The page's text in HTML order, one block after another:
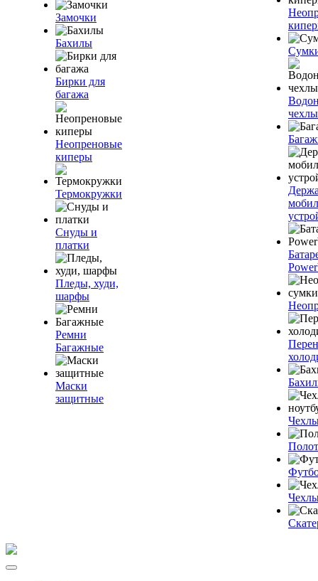
Замочки
Бахилы
Бирки для
багажа
Неопреновые
киперы
Термокружки
Снуды и
платки
Пледы, худи,
шарфы
Ремни
Багажные
Маски
защитные